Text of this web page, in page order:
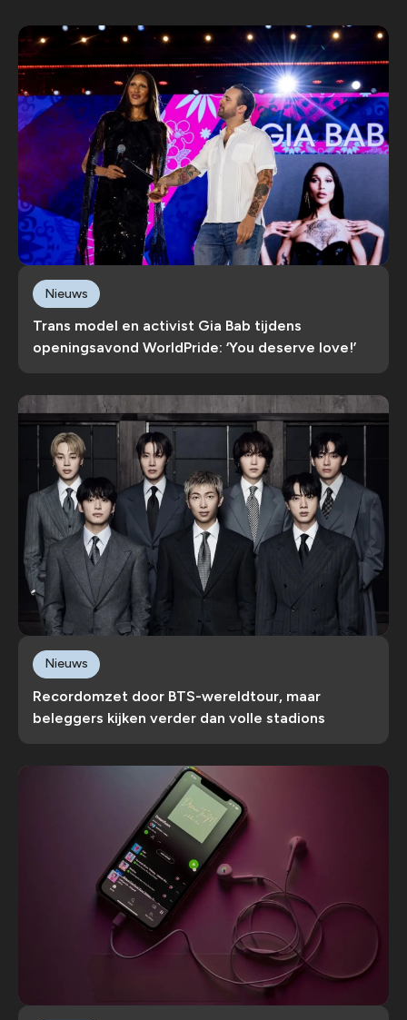
Trans model en activist Gia Bab tijdens
openingsavond WorldPride: ‘You deserve love!’
Nieuws
Recordomzet door BTS-wereldtour, maar
beleggers kijken verder dan volle stadions
Nieuws